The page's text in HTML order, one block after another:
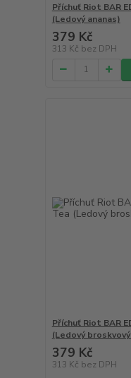
Příchuť Riot BAR
(Ledový ananas)
379 Kč
313 Kč bez DPH
Příchuť Riot BAR
(Ledový
379 Kč
313 Kč bez DPH